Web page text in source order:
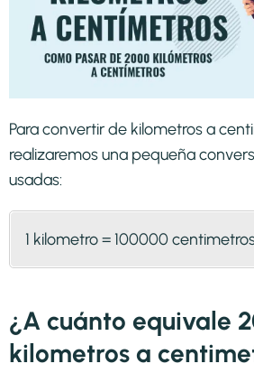
Para convertir de kilometros a
realizaremos una pequeña
usadas:
1 kilometro = 100000
¿A cuánto equivale
kilometros a